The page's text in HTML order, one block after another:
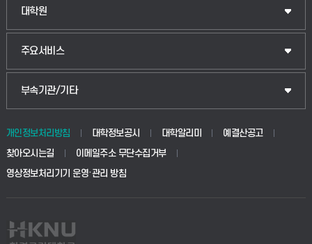
법경영학부
생명공학부
사회안전시스템공학부
대학원
일반대학원
산업대학원
공공정책대학원
교육대학원
주요서비스
입학안내
웹메일
학사시스템(전문학사 및 전공심화)
사이버캠퍼스(전문학사 및 전공심화)
부속기관/기타
중앙도서관
학생생활관(안성)
산학협력단
개인정보처리방침 대학정보공시 대학알리미
예결산공고
찾아오시는길
이메일주소 무단수집거부
영상정보처리기기 운영·관리 방침